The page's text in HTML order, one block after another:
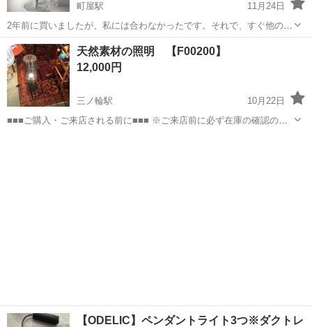
町屋駅
11月24日
2年前に買いましたが、私には合わなかったです。それで、すぐ他のデ
スクライトを買って使っています。 ・定価:3,999円 ・特徴: オレンジ
かかった電球色、目立った傷はありません。
東京 荒川区 町屋駅 照明器具
天然素材の照明 【F00200】
12,000円
三ノ輪駅
10月22日
■■■ご購入・ご来店される前に■■■ ※ご来店前に必ず在庫の確認のメ
【ODELIC】ペンダントライト3つ※ダクトレ